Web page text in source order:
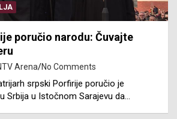
poručio narodu: Čuvajte
Arena No Comments
srpski Porfirije poručio je
Srbija u Istočnom Sarajevu da…